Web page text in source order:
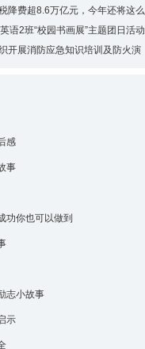
降费超8.6万亿元，今年还将这么
语2班“校园书画展”主题团日活动
开展消防应急知识培训及防火演
感
事
功你也可以做到
志小故事
示